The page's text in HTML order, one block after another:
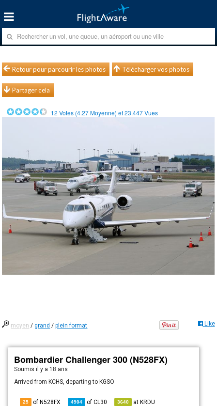
Retour pour parcourir les photos Télécharger vos photos
Partager cela
12 Votes (4.27Moyenne) et23.447Vues
moyen /grand /plein format Like
Bombardier Challenger 300 (N528FX)
Soumisil y a 18 ans
Arrived from KCHS, departing to KGSO
25 of N528FX 4904 ofCL30 3640 atKRDU